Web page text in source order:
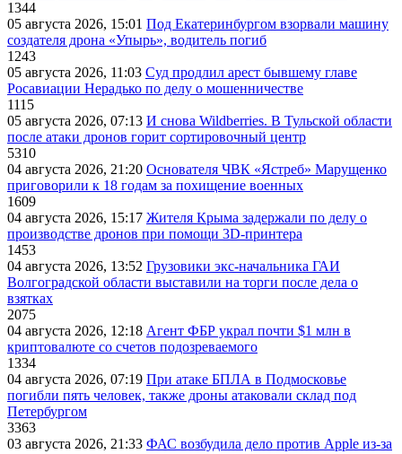
1344
05 августа 2026, 15:01 Под Екатеринбургом взорвали машину
создателя дрона «Упырь», водитель погиб
1243
05 августа 2026, 11:03 Суд продлил арест бывшему главе
Росавиации Нерадько по делу о мошенничестве
1115
05 августа 2026, 07:13 И снова Wildberries. В Тульской области
после атаки дронов горит сортировочный центр
5310
04 августа 2026, 21:20 Основателя ЧВК «Ястреб» Марущенко
приговорили к 18 годам за похищение военных
1609
04 августа 2026, 15:17 Жителя Крыма задержали по делу о
производстве дронов при помощи 3D‑принтера
1453
04 августа 2026, 13:52 Грузовики экс-начальника ГАИ
Волгоградской области выставили на торги после дела о
взятках
2075
04 августа 2026, 12:18 Агент ФБР украл почти $1 млн в
криптовалюте со счетов подозреваемого
1334
04 августа 2026, 07:19 При атаке БПЛА в Подмосковье
погибли пять человек, также дроны атаковали склад под
Петербургом
3363
03 августа 2026, 21:33 ФАС возбудила дело против Apple из-за